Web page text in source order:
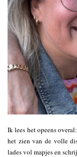
Ik lees het opeens
het zien van de volle
lades vol mapjes en